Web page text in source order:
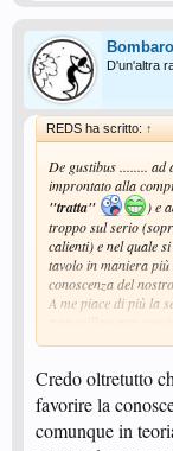
D'un'altra
REDS ha scritto: ↑
De gustibus ........
improntato alla
"tratta"
) e
troppo sul serio
calienti) e nel quale
tavolo in maniera
conoscenza del
A me piace di più la
nè da quell'altra. Se
interventi mirati a
periodo ben più
solomateriali.
Credo oltretutto
favorire la
comunque in